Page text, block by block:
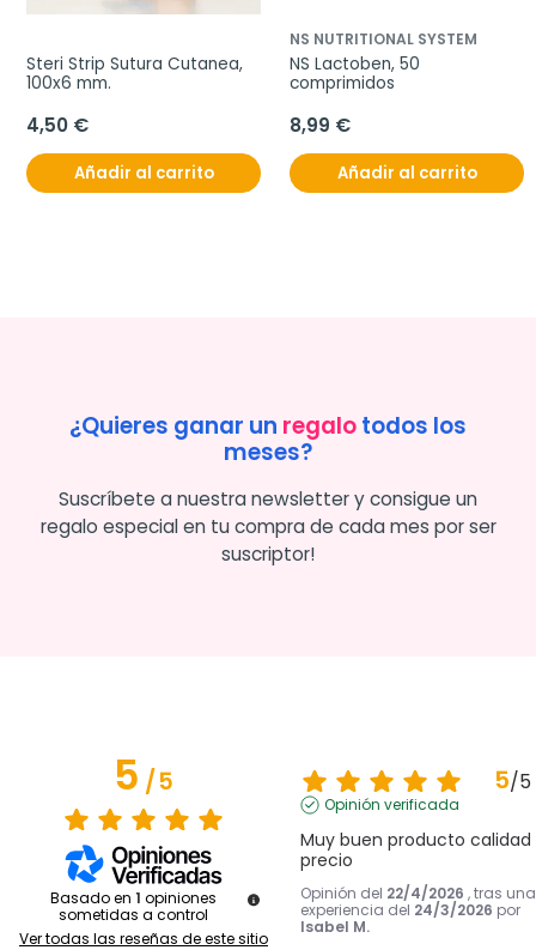
Steri Strip Sutura Cutanea,
100x6 mm.
4,50 €
Añadir al carrito
NS NUTRITIONAL SYSTEM
NS Lactoben, 50
comprimidos
8,99 €
Añadir al carrito
¿Quieres ganar un regalotodos los
meses?
Suscríbete a nuestra newsletter y consigue un
regalo especial en tu compra de cada mes por ser
suscriptor!
5/5
Basado en 1 opiniones
sometidas a control
Ver todas las reseñas de este sitio
5/5
Opinión verificada
Muy buen producto calidad
precio
Opinión del 22/4/2026 , tras una
experiencia del 24/3/2026 por
Isabel M.